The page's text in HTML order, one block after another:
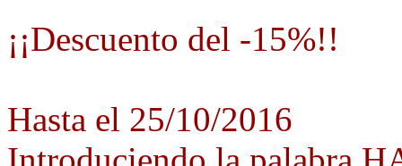
¡¡Descuento del -15%!!
Hasta el 25/10/2016